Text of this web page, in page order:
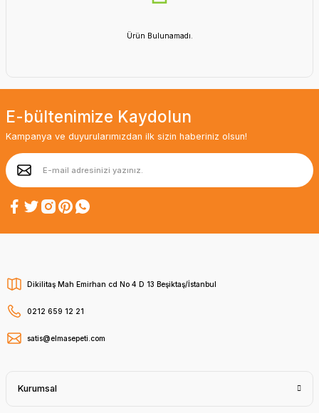
Ürün Bulunamadı.
E-bültenimize Kaydolun
Kampanya ve duyurularımızdan ilk sizin haberiniz olsun!
Dikilitaş Mah Emirhan cd No 4 D 13 Beşiktaş/İstanbul
0212 659 12 21
satis@elmasepeti.com
Kurumsal